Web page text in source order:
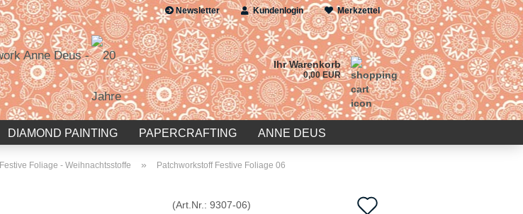
Newsletter Kundenlogin
E-Mail
Passwort
Konto erstellen
Merkzettel
Ihr Warenkorb
0,00 EUR
DIAMOND PAINTING PAPERCRAFTING ANNE DEUS
Festive Foliage - Weihnachtsstoffe » Patchworkstoff Festive Foliage 06
(Art.Nr.: 9307-06)